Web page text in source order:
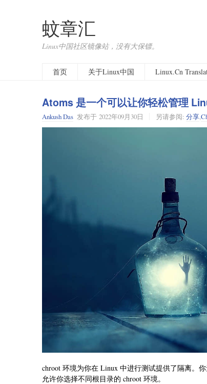
蚊章汇
Linux中国社区镜像站，没有大保镖。
首页
关于Linux中国 Linux.Cn
Atoms 是一个可以让你轻松管理
Ankush Das 发布于 2022年09月30日 另请参阅: 分享,
chroot 环境为你在 Linux 中进行测试提供了隔离。
允许你选择不同根目录的 chroot 环境。